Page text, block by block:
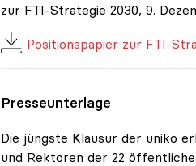
zur FTI-Strategie 2030, 9.
Positionspapier zur FTI-
Presseunterlage
Die jüngste Klausur der uniko
und Rektoren der 22